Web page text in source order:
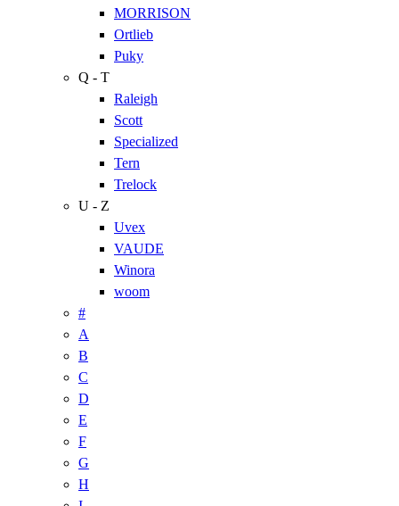
MORRISON
Ortlieb
Puky
Q - T
Raleigh
Scott
Specialized
Tern
Trelock
U - Z
Uvex
VAUDE
Winora
woom
#
A
B
C
D
E
F
G
H